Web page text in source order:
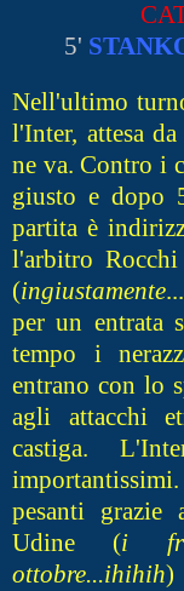
5'
Nell'ultimo
l'Inter, attesa
ne va. Contro i
giusto e dopo
partita è
l'arbitro Rocchi
(ingiustamente
per un entrata
tempo i
entrano con lo
agli attacchi
castiga.
pesanti grazie
Udine (i
ottobre...ihihih)